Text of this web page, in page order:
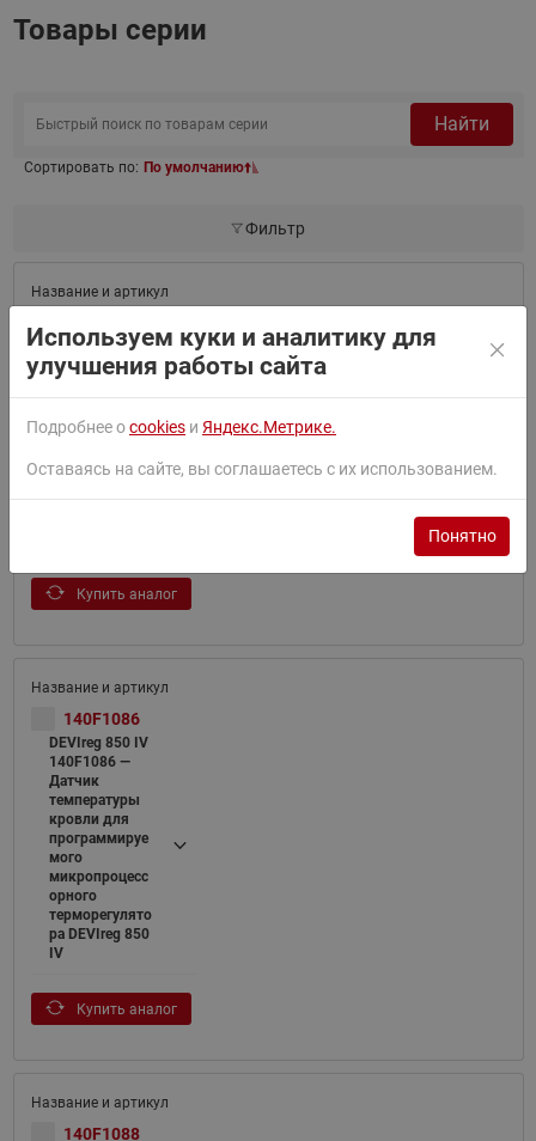
Товары серии
Найти
Сортировать по: По умолчанию
Фильтр
DEVIreg 850 IV
140F1084 —
микропроцесс
терморегулято
снеготаяния, с
Купить аналог
140F1086
DEVIreg 850 IV
140F1086 —
Датчик
температуры
кровли для
программируе
мого
микропроцесс
орного
терморегулято
ра DEVIreg 850
IV
Купить аналог
140F1088
Используем куки и аналитику для
улучшения работы сайта
Подробнее оcookies и Яндекс.Метрике.
Оставаясь на сайте, вы соглашаетесь с их использованием.
Понятно